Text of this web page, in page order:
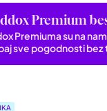
Premium
Premiuma su na
sve pogodnosti bez